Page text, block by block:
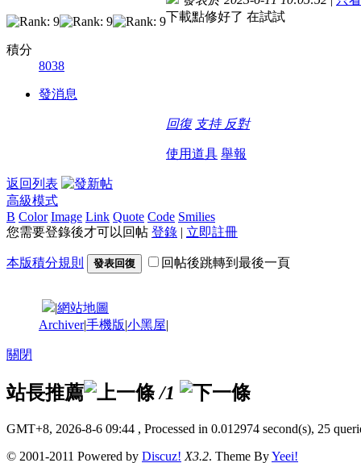
積分
8038
發消息
下載點修好了 在試試
回復 支持 反對
使用道具 舉報
返回列表
高級模式
B Color Image Link Quote Code Smilies
您需要登錄後才可以回帖 登錄 | 立即註冊
本版積分規則 發表回復 回帖後跳轉到最後一頁
|網站地圖
Archiver|手機版|小黑屋|
關閉
站長推薦 /1
GMT+8, 2026-8-6 09:44 , Processed in 0.012974 second(s), 25
© 2001-2011 Powered by Discuz! X3.2. Theme ByYeei!